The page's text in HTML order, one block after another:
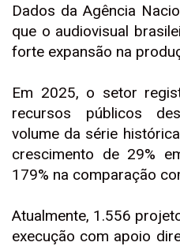
Dados da Agência
que o audiovisual
forte expansão na
Em 2025, o setor
recursos públicos
volume da série
crescimento de 29%
179% na comparação
Atualmente, 1.556
execução com apoio